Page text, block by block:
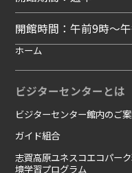
開館時間：午前9時～
ホーム
ビジターセンターとは
ビジターセンター館内のご
ガイド組合
志賀高原ユネスコエコパー
境学習プログラム